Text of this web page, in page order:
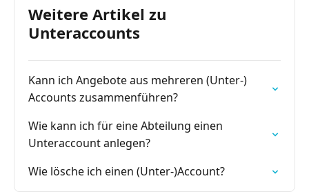
Weitere Artikel zu
Unteraccounts
Kann ich Angebote aus mehreren (Unter-)
Accounts zusammenführen?
Wie kann ich für eine Abteilung einen
Unteraccount anlegen?
Wie lösche ich einen (Unter-)Account?